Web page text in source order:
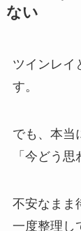
ない
ツインレイ
す。
でも、本当
「今どう
不安なまま
一度整理し